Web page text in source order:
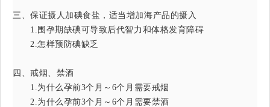
三、保证摄人加碘食盐，适当增加海产品的摄入
1.围孕期缺碘可导致后代智力和体格发育障碍
2.怎样预防碘缺乏
四、戒烟、禁酒
1.为什么孕前3个月～6个月需要戒烟
2.为什么孕前3个月～6个月需要禁酒